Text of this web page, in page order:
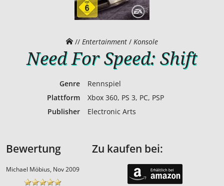
// Entertainment / Konsole
Need For Speed: Shift
Genre
Rennspiel
Plattform
Xbox 360, PS 3, PC, PSP
Publisher
Electronic Arts
Bewertung
Michael Möbius, Nov 2009
Zu kaufen bei: